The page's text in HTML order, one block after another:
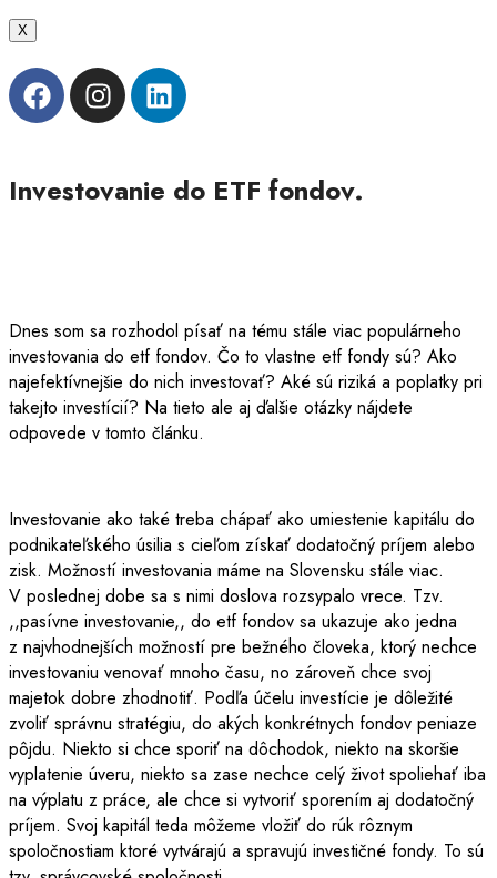
X
Investovanie do ETF fondov.
Dnes som sa rozhodol písať na tému stále viac populárneho
investovania do etf fondov. Čo to vlastne etf fondy sú? Ako
najefektívnejšie do nich investovať? Aké sú riziká a poplatky pri
takejto investícií? Na tieto ale aj ďalšie otázky nájdete
odpovede v tomto článku.
Investovanie ako také treba chápať ako umiestenie kapitálu do
podnikateľského úsilia s cieľom získať dodatočný príjem alebo
zisk. Možností investovania máme na Slovensku stále viac.
V poslednej dobe sa s nimi doslova rozsypalo vrece. Tzv.
,,pasívne investovanie,, do etf fondov sa ukazuje ako jedna
z najvhodnejších možností pre bežného človeka, ktorý nechce
investovaniu venovať mnoho času, no zároveň chce svoj
majetok dobre zhodnotiť. Podľa účelu investície je dôležité
zvoliť správnu stratégiu, do akých konkrétnych fondov peniaze
pôjdu. Niekto si chce sporiť na dôchodok, niekto na skoršie
vyplatenie úveru, niekto sa zase nechce celý život spoliehať iba
na výplatu z práce, ale chce si vytvoriť sporením aj dodatočný
príjem. Svoj kapitál teda môžeme vložiť do rúk rôznym
spoločnostiam ktoré vytvárajú a spravujú investičné fondy. To sú